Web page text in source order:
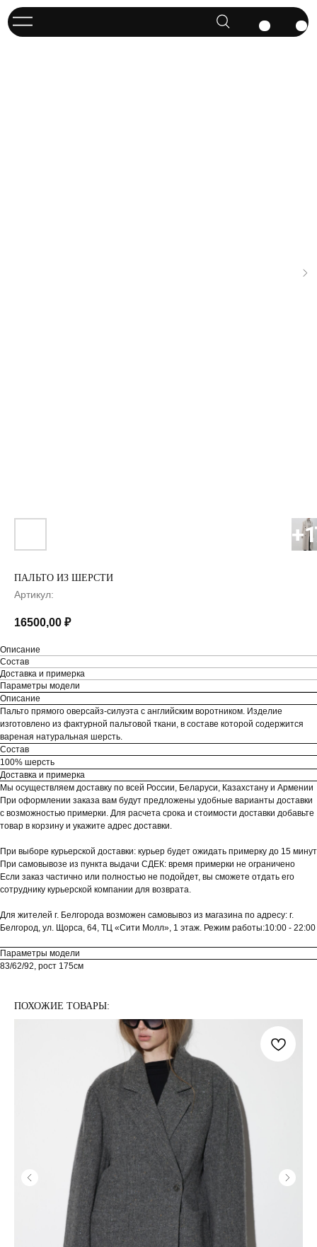
ПАЛЬТО ИЗ ШЕРСТИ
Артикул:
16500,00 ₽
Описание
Состав
Доставка и примерка
Параметры модели
Описание
Пальто прямого оверсайз-силуэта с английским воротником. Изделие
изготовлено из фактурной пальтовой ткани, в составе которой содержится
вареная натуральная шерсть.
Состав
100% шерсть
Доставка и примерка
Мы осуществляем доставку по всей России, Беларуси, Казахстану и Армении
При оформлении заказа вам будут предложены удобные варианты доставки
с возможностью примерки. Для расчета срока и стоимости доставки добавьте
товар в корзину и укажите адрес доставки.
При выборе курьерской доставки: курьер будет ожидать примерку до 15 минут
При самовывозе из пункта выдачи СДЕК: время примерки не ограничено
Если заказ частично или полностью не подойдет, вы сможете отдать его
сотруднику курьерской компании для возврата.
Для жителей г. Белгорода возможен самовывоз из магазина по адресу: г.
Белгород, ул. Щорса, 64, ТЦ «Сити Молл», 1 этаж. Режим работы:10:00 - 22:00
Параметры модели
83/62/92, рост 175см
ПОХОЖИЕ ТОВАРЫ: